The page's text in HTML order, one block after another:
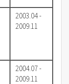
2003.04 -
2009.11
2004.07 -
2009.11